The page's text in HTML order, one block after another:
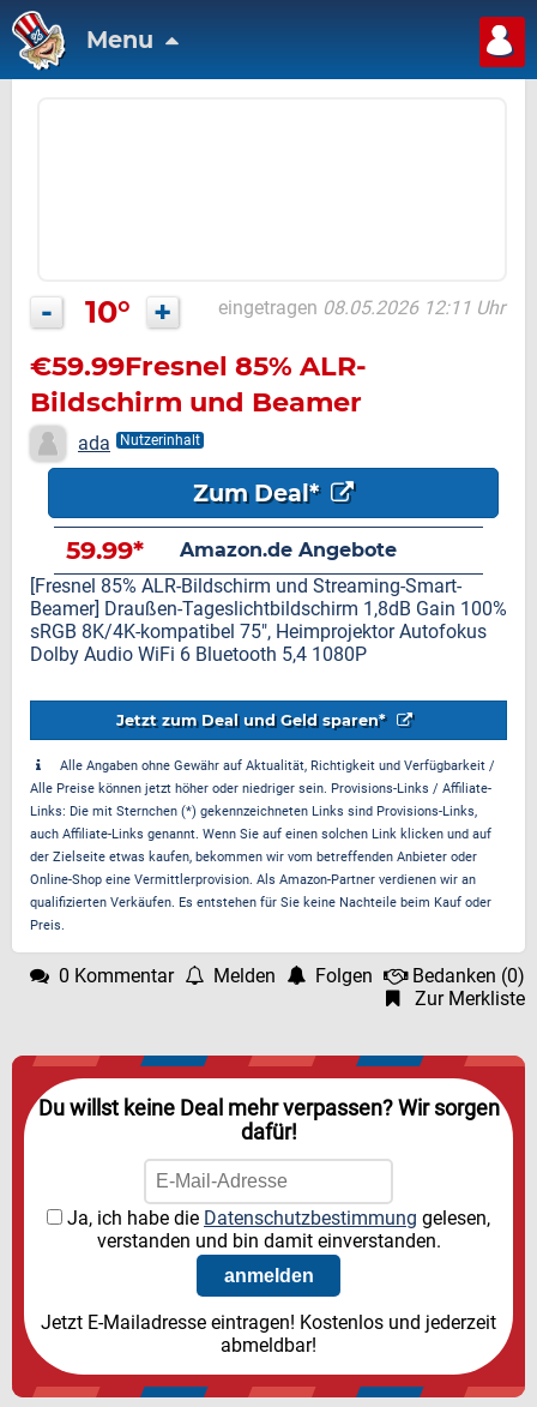
Menu
- 10° + eingetragen 08.05.2026 12:11 Uhr
€59.99Fresnel 85% ALR-
Bildschirm und Beamer
ada Nutzerinhalt
Zum Deal*
59.99*
Amazon.de Angebote
[Fresnel 85% ALR-Bildschirm und Streaming-Smart-
Beamer] Draußen-Tageslichtbildschirm 1,8dB Gain 100%
sRGB 8K/4K-kompatibel 75", Heimprojektor Autofokus
Dolby Audio WiFi 6 Bluetooth 5,4 1080P
Jetzt zum Deal und Geld sparen*
Alle Angaben ohne Gewähr auf Aktualität, Richtigkeit und Verfügbarkeit /
Alle Preise können jetzt höher oder niedriger sein. Provisions-Links / Affiliate-
Links: Die mit Sternchen (*) gekennzeichneten Links sind Provisions-Links,
auch Affiliate-Links genannt. Wenn Sie auf einen solchen Link klicken und auf
der Zielseite etwas kaufen, bekommen wir vom betreffenden Anbieter oder
Online-Shop eine Vermittlerprovision. Als Amazon-Partner verdienen wir an
qualifizierten Verkäufen. Es entstehen für Sie keine Nachteile beim Kauf oder
Preis.
0 Kommentar Melden Folgen Bedanken (0)
Zur Merkliste
Du willst keine Deal mehr verpassen? Wir sorgen
dafür!
Ja, ich habe die Datenschutzbestimmung gelesen,
verstanden und bin damit einverstanden.
Jetzt E-Mailadresse eintragen! Kostenlos und jederzeit
abmeldbar!